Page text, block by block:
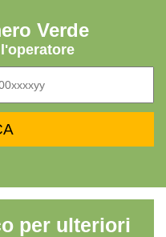
Verde
per ulteriori